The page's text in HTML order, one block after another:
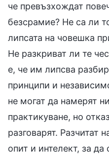
че превъзхождат
безсрамие? Не са ли
липсата на човешка
Не разкриват ли те
е, че им липсва
принципи и
не могат да намерят
практикуване, но
разговарят. Разчитат
опит и интелект, за